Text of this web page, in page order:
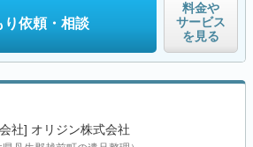
り依頼・相談
料金や
サービス
を見る
社] オリジン株式会社